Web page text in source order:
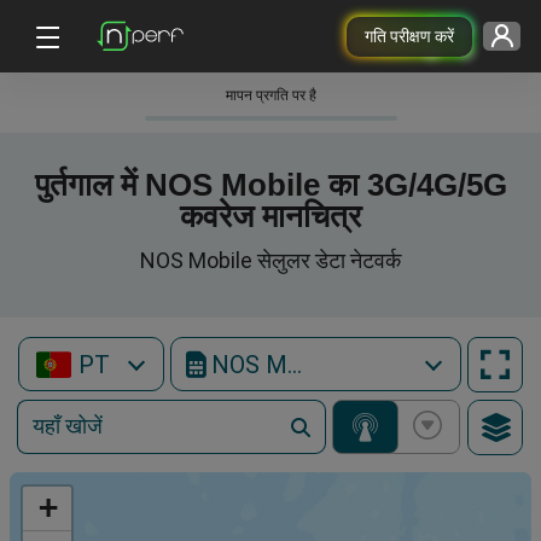
गति परीक्षण करें
मापन प्रगति पर है
पुर्तगाल में NOS Mobile का 3G/4G/5G
कवरेज मानचित्र
NOS Mobile सेलुलर डेटा नेटवर्क
PT NOS Mobile
+